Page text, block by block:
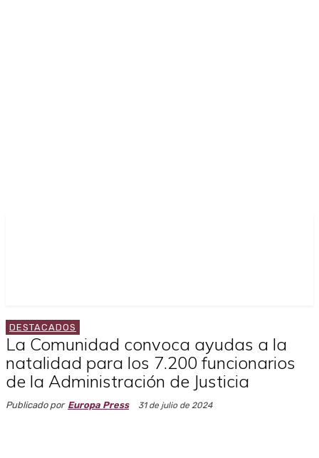
DESTACADOS
La Comunidad convoca ayudas a la
natalidad para los 7.200 funcionarios
de la Administración de Justicia
Publicado por Europa Press 31 de julio de 2024